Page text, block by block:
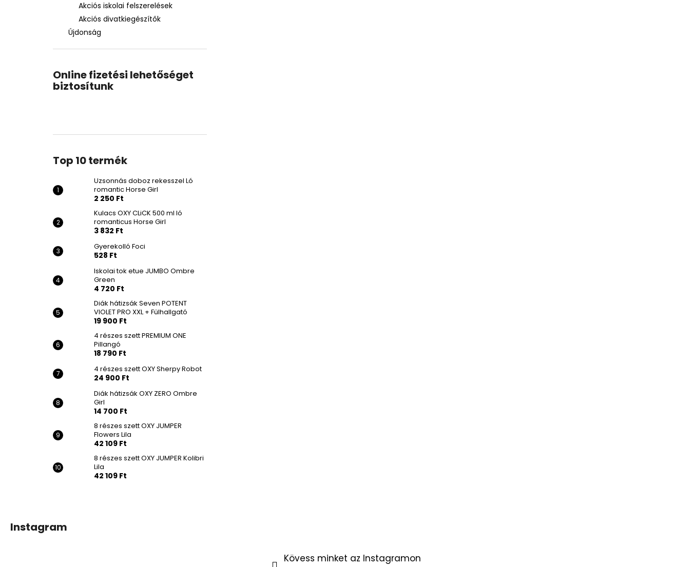
Akciós iskolai felszerelések
Akciós divatkiegészítők
Újdonság
Online fizetési lehetőséget
biztosítunk
Top 10 termék
Uzsonnás doboz rekesszel Ló
romantic Horse Girl
2 250 Ft
Kulacs OXY CLiCK 500 ml ló
romanticus Horse Girl
3 832 Ft
Gyerekolló Foci
528 Ft
Iskolai tok etue JUMBO Ombre
Green
4 720 Ft
Diák hátizsák Seven POTENT
VIOLET PRO XXL + Fülhallgató
19 900 Ft
4 részes szett PREMIUM ONE
Pillangó
18 790 Ft
4 részes szett OXY Sherpy Robot
24 900 Ft
Diák hátizsák OXY ZERO Ombre
Girl
14 700 Ft
8 részes szett OXY JUMPER
Flowers Lila
42 109 Ft
8 részes szett OXY JUMPER Kolibri
Lila
42 109 Ft
Instagram
Kövess minket az Instagramon